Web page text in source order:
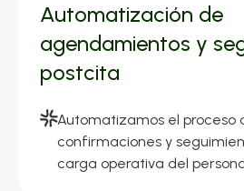
Automatización de
agendamientos y
postcita
Automatizamos el proceso
confirmaciones y
carga operativa del